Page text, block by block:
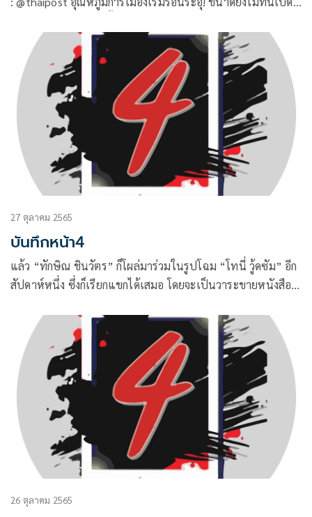
ญัตติด่วนเรื่องเหตุกราดยิงกับน้ำท่วมใหญ่ 2 เรื่องใหญ่ที่ลับมีดรอ
ชำแหละรัฐบาล ช่วงนี้ก้าวไกลชิงถล่ม 3 ลุงล่วงหน้า
27 ตุลาคม 2565
บันทึกหน้า4
แล้ว “ทักษิณ ชินวัตร” ก็โผล่มาร่วมในรูปโฉม “โทนี่ วู้ดซัม” อีก
สัปดาห์หนึ่ง ซึ่งก็เรียกแขกได้เสมอ โดยจะเป็นวาระขายหนังสือ
26 ตุลาคม 2565